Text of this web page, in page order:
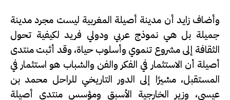
وأضاف زايد أن مدينة أصيلة المغربية ليست مجرد مدينة
جميلة بل هي نموذج عربي ودولي فريد لكيفية تحول
الثقافة إلى مشروع تنموي وأسلوب حياة، وقد أثبت منتدى
أصيلة أن الاستثمار في الفكر والفن والشباب هو استثمار في
المستقبل، مشيرًا إلى الدور التاريخي للراحل محمد بن
عيسى، وزير الخارجية الأسبق ومؤسس منتدى أصيلة